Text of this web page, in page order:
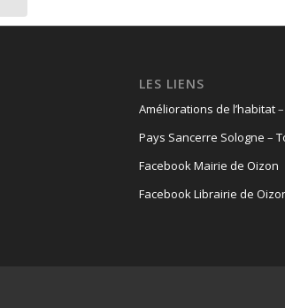
LES LIENS
Améliorations de l’habitat–
Pays Sancerre Sologne –
Facebook Mairie de Oizon
Facebook Librairie de